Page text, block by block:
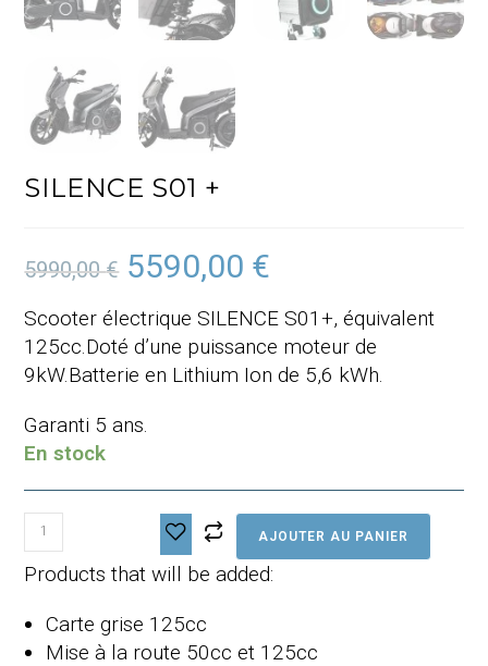
SILENCE S01 +
5990,00€
Le
prix
5990,00 €.
5590,00 €
5590,00 €.
Scooter électrique SILENCE S01+, équivalent
125cc.Doté d’une puissance moteur de
9kW.Batterie en Lithium Ion de 5,6 kWh.
Garanti 5 ans.
En stock
SILENCE
S01
AJOUTER AU PANIER
Products that will be added:
Carte grise 125cc
Mise à la route 50cc et 125cc